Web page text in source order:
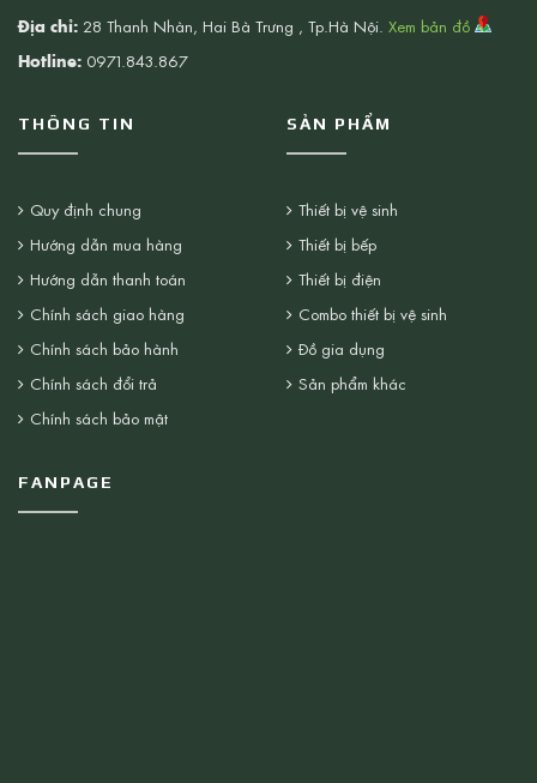
Địa chỉ: 28 Thanh Nhàn, Hai Bà Trưng , Tp.Hà Nội. Xem bản đồ
Hotline: 0971.843.867
THÔNG TIN
Quy định chung
Hướng dẫn mua hàng
Hướng dẫn thanh toán
Chính sách giao hàng
Chính sách bảo hành
Chính sách đổi trả
Chính sách bảo mật
SẢN PHẨM
Thiết bị vệ sinh
Thiết bị bếp
Thiết bị điện
Combo thiết bị vệ sinh
Đồ gia dụng
Sản phẩm khác
FANPAGE